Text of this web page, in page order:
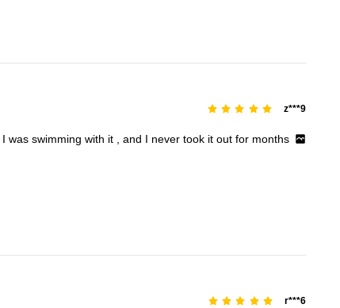
z***9
I was swimming with it and I never took it out for months
r***6